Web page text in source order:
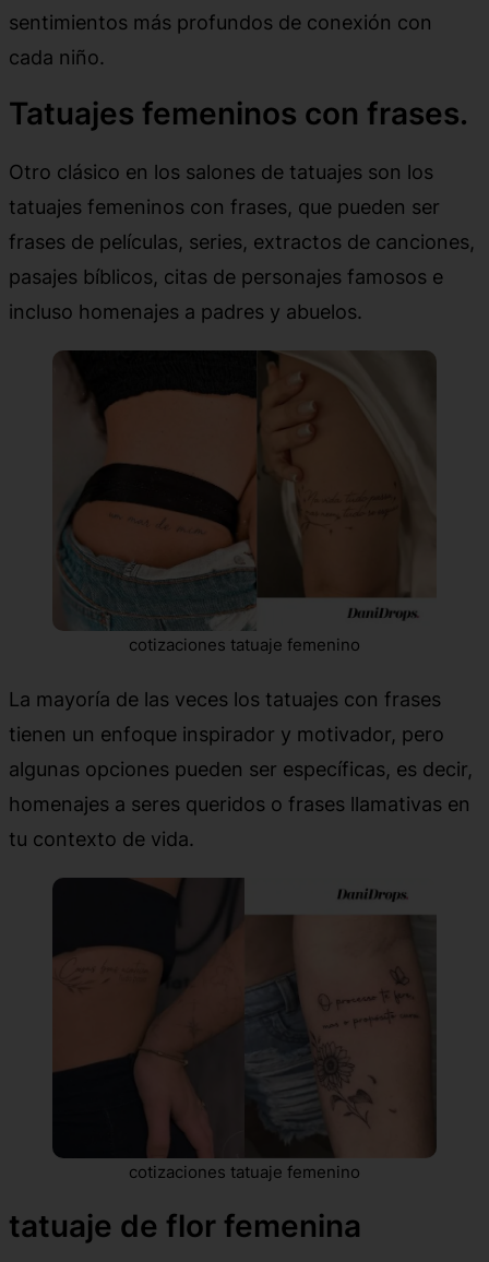
sentimientos más profundos de conexión con
cada niño.
Tatuajes femeninos con frases.
Otro clásico en los salones de tatuajes son los
tatuajes femeninos con frases, que pueden ser
frases de películas, series, extractos de canciones,
pasajes bíblicos, citas de personajes famosos e
incluso homenajes a padres y abuelos.
cotizaciones tatuaje femenino
La mayoría de las veces los tatuajes con frases
tienen un enfoque inspirador y motivador, pero
algunas opciones pueden ser específicas, es decir,
homenajes a seres queridos o frases llamativas en
tu contexto de vida.
cotizaciones tatuaje femenino
tatuaje de flor femenina